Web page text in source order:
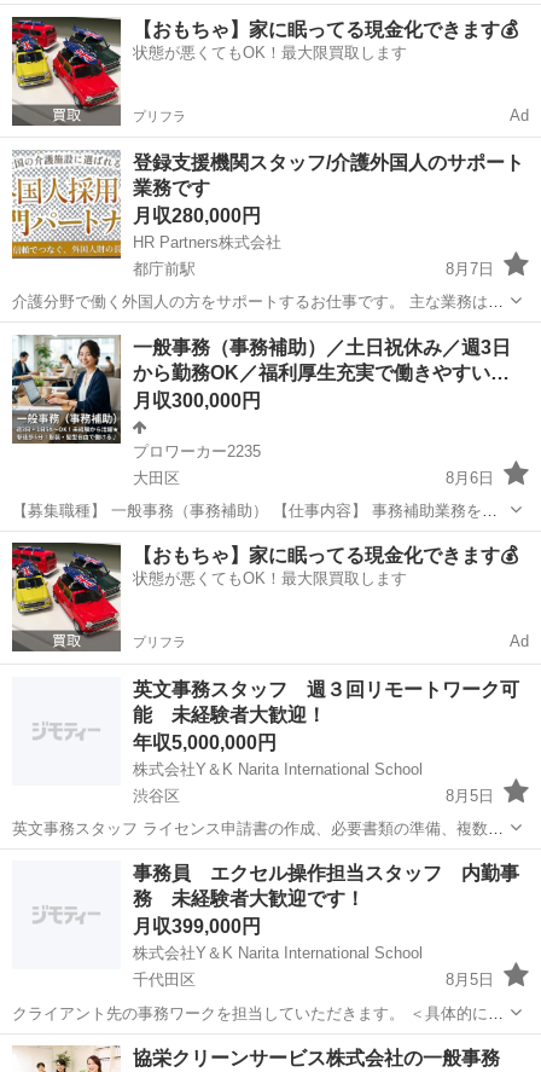
【おもちゃ】家に眠ってる現金化できます💰
状態が悪くてもOK！最大限買取します
プリフラ Ad
登録支援機関スタッフ/介護外国人のサポート
業務です
月収280,000円
HR Partners株式会社
都庁前駅
8月7日
介護分野で働く外国人の方をサポートするお仕事です。 主な業務は、
書類の準備、簡単な説明、施設との連絡、面談のサポートなどです。
難しい作業はなく、未経験の方でも始められます。
東京 新宿区 都庁前駅 一般事務
一般事務（事務補助）／土日祝休み／週3日
から勤務OK／福利厚生充実で働きやすい…
月収300,000円
プロワーカー2235
大田区
8月6日
【募集職種】 一般事務（事務補助） 【仕事内容】 事務補助業務を担
当していただきます。 主な業務内容は資料作成や書類管理などの事務
作業です。 【主な業務内容】 ・日報、台帳などの資料作成 ・資料の
整...
東京 大田区 一般事務
【おもちゃ】家に眠ってる現金化できます💰
状態が悪くてもOK！最大限買取します
プリフラ Ad
英文事務スタッフ 週３回リモートワーク可
能 未経験者大歓迎！
年収5,000,000円
株式会社Y＆K Narita International School
渋谷区
8月5日
英文事務スタッフ ライセンス申請書の作成、必要書類の準備、複数の
法域における関連当局またはエージェントへの書類提出。 ・ビジネス
に関連する規制要件、ライセンス、法的事項の調査実施 ・事業部内売
上日報、KPI日報の作成 ...
渋谷区 一般事務 未経験
事務員 エクセル操作担当スタッフ 内勤事
務 未経験者大歓迎です！
月収399,000円
株式会社Y＆K Narita International School
千代田区
8月5日
クライアント先の事務ワークを担当していただきます。 ＜具体的には
＞ ・データ入力 ・書類・資料作成 ・Excelを使用したツール作成 な
東京 千代田区 一般事務 未経験
協栄クリーンサービス株式会社の一般事務